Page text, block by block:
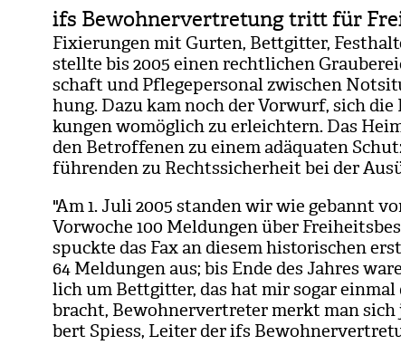
ifs Bewohnervertretung tritt für
Fixie­run­gen mit Gur­ten, Bett­git­ter,
stellte bis 2005 einen recht­li­chen
schaft und Pfle­ge­per­so­nal zwi­schen
hung. Dazu kam noch der Vor­wurf, sich
kun­gen womög­lich zu erleich­tern. Das
den Betrof­fe­nen zu einem adäqua­ten
füh­ren­den zu Rechts­si­cher­heit bei der
"Am 1. Juli 2005 stan­den wir wie gebannt
Vor­wo­che 100 Mel­dun­gen über
spuckte das Fax an die­sem his­to­ri­schen
64 Mel­dun­gen aus; bis Ende des Jah­res
lich um Bett­git­ter, das hat mir sogar
bracht, Bewoh­ner­ver­tre­ter merkt man
bert Spiess, Lei­ter der ifs